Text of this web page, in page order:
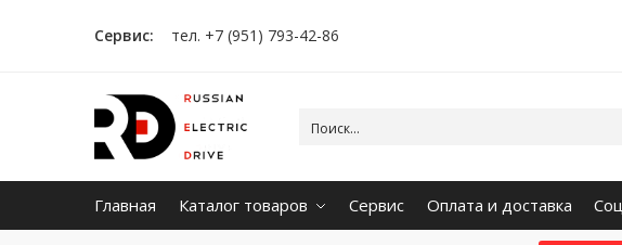
Сервис: тел. +7 (951) 793-42-86
Главная Каталог товаров Сервис Оплата и доставка